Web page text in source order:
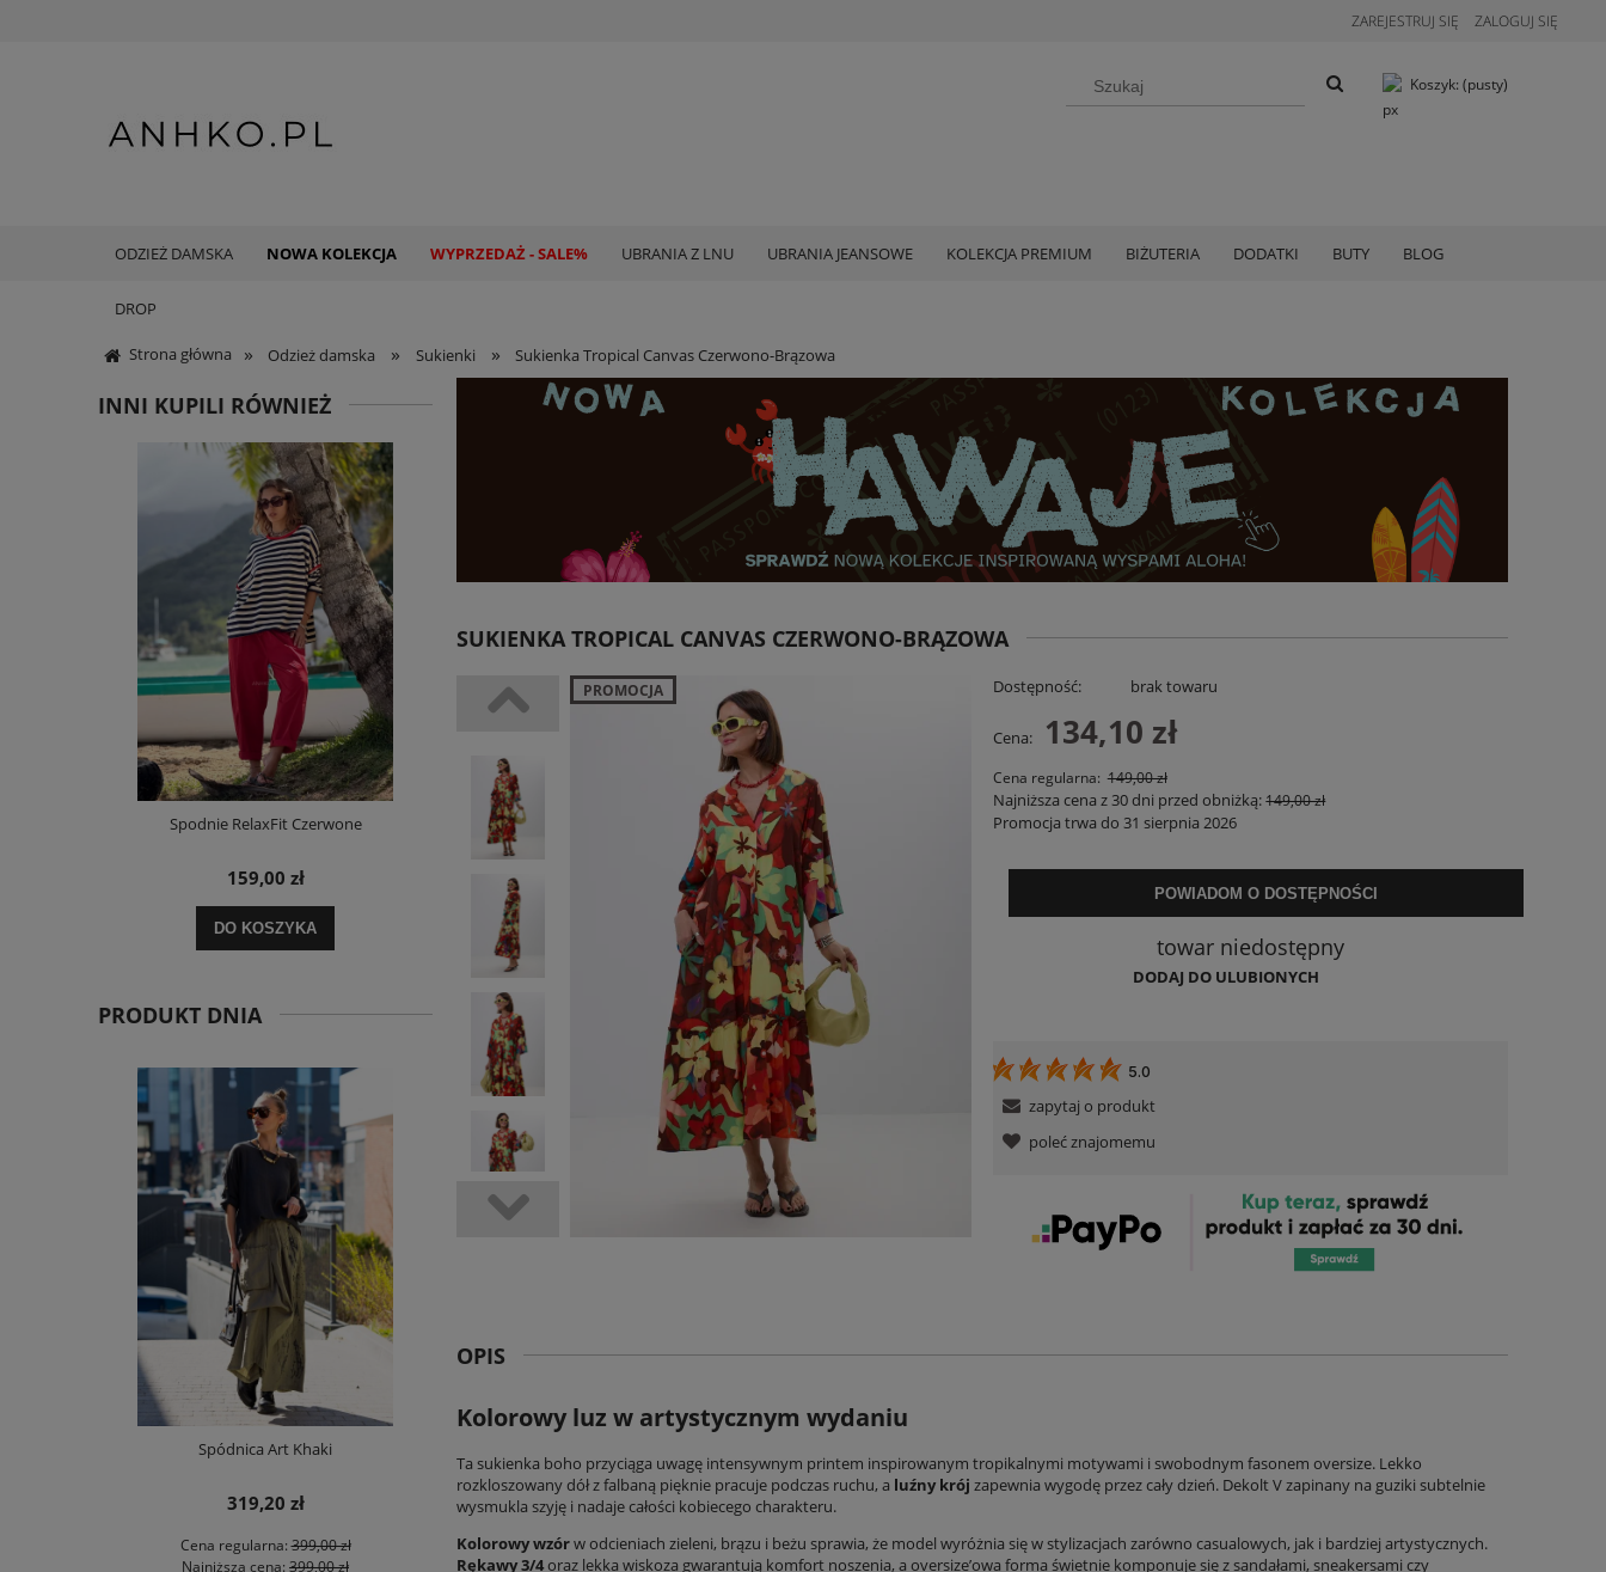
ZAREJESTRUJ SIĘ ZALOGUJ SIĘ
Koszyk: (pusty)
ODZIEŻ DAMSKA NOWA KOLEKCJA WYPRZEDAŻ - SALE% UBRANIA Z LNU UBRANIA JEANSOWE KOLEKCJA PREMIUM BIŻUTERIA DODATKI BUTY BLOG
DROP
Strona główna » Odzież damska » Sukienki » Sukienka Tropical Canvas Czerwono-Brązowa
INNI KUPILI RÓWNIEŻ
Spodnie RelaxFit Czerwone
159,00 zł
DO KOSZYKA
Sukienka Judi Stripe Różowo-Czerwona
Kurtka Pikowana Embro z Haftem Bawełniana
Koszula Lniana Verano Biała
PRODUKT DNIA
Spódnica Art Khaki
319,20 zł
Cena regularna:399,00 zł
Najniższa cena: 399,00 zł
SUKIENKA TROPICAL CANVAS CZERWONO-BRĄZOWA
PROMOCJA Dostępność: brak towaru
Cena: 134,10 zł
Cena regularna: 149,00 zł
Najniższa cena z 30 dni przed obniżką:149,00 zł
Promocja trwa do 31 sierpnia 2026
POWIADOM O DOSTĘPNOŚCI
towar niedostępny
DODAJ DO ULUBIONYCH
5.0
zapytaj o produkt
poleć znajomemu
OPIS
Kolorowy luz w artystycznym wydaniu
Ta sukienka boho przyciąga uwagę intensywnym printem inspirowanym tropikalnymi motywami i swobodnym fasonem oversize. Lekko
rozkloszowany dół z falbaną pięknie pracuje podczas ruchu, a luźny krój zapewnia wygodę przez cały dzień. Dekolt V zapinany na guziki subtelnie
wysmukla szyję i nadaje całości kobiecego charakteru.
Kolorowy wzórw odcieniach zieleni, brązu i beżu sprawia, że model wyróżnia się w stylizacjach zarówno casualowych, jak i bardziej artystycznych.
Rękawy 3/4oraz lekka wiskoza gwarantują komfort noszenia, a oversize’owa forma świetnie komponuje się z sandałami, sneakersami czy